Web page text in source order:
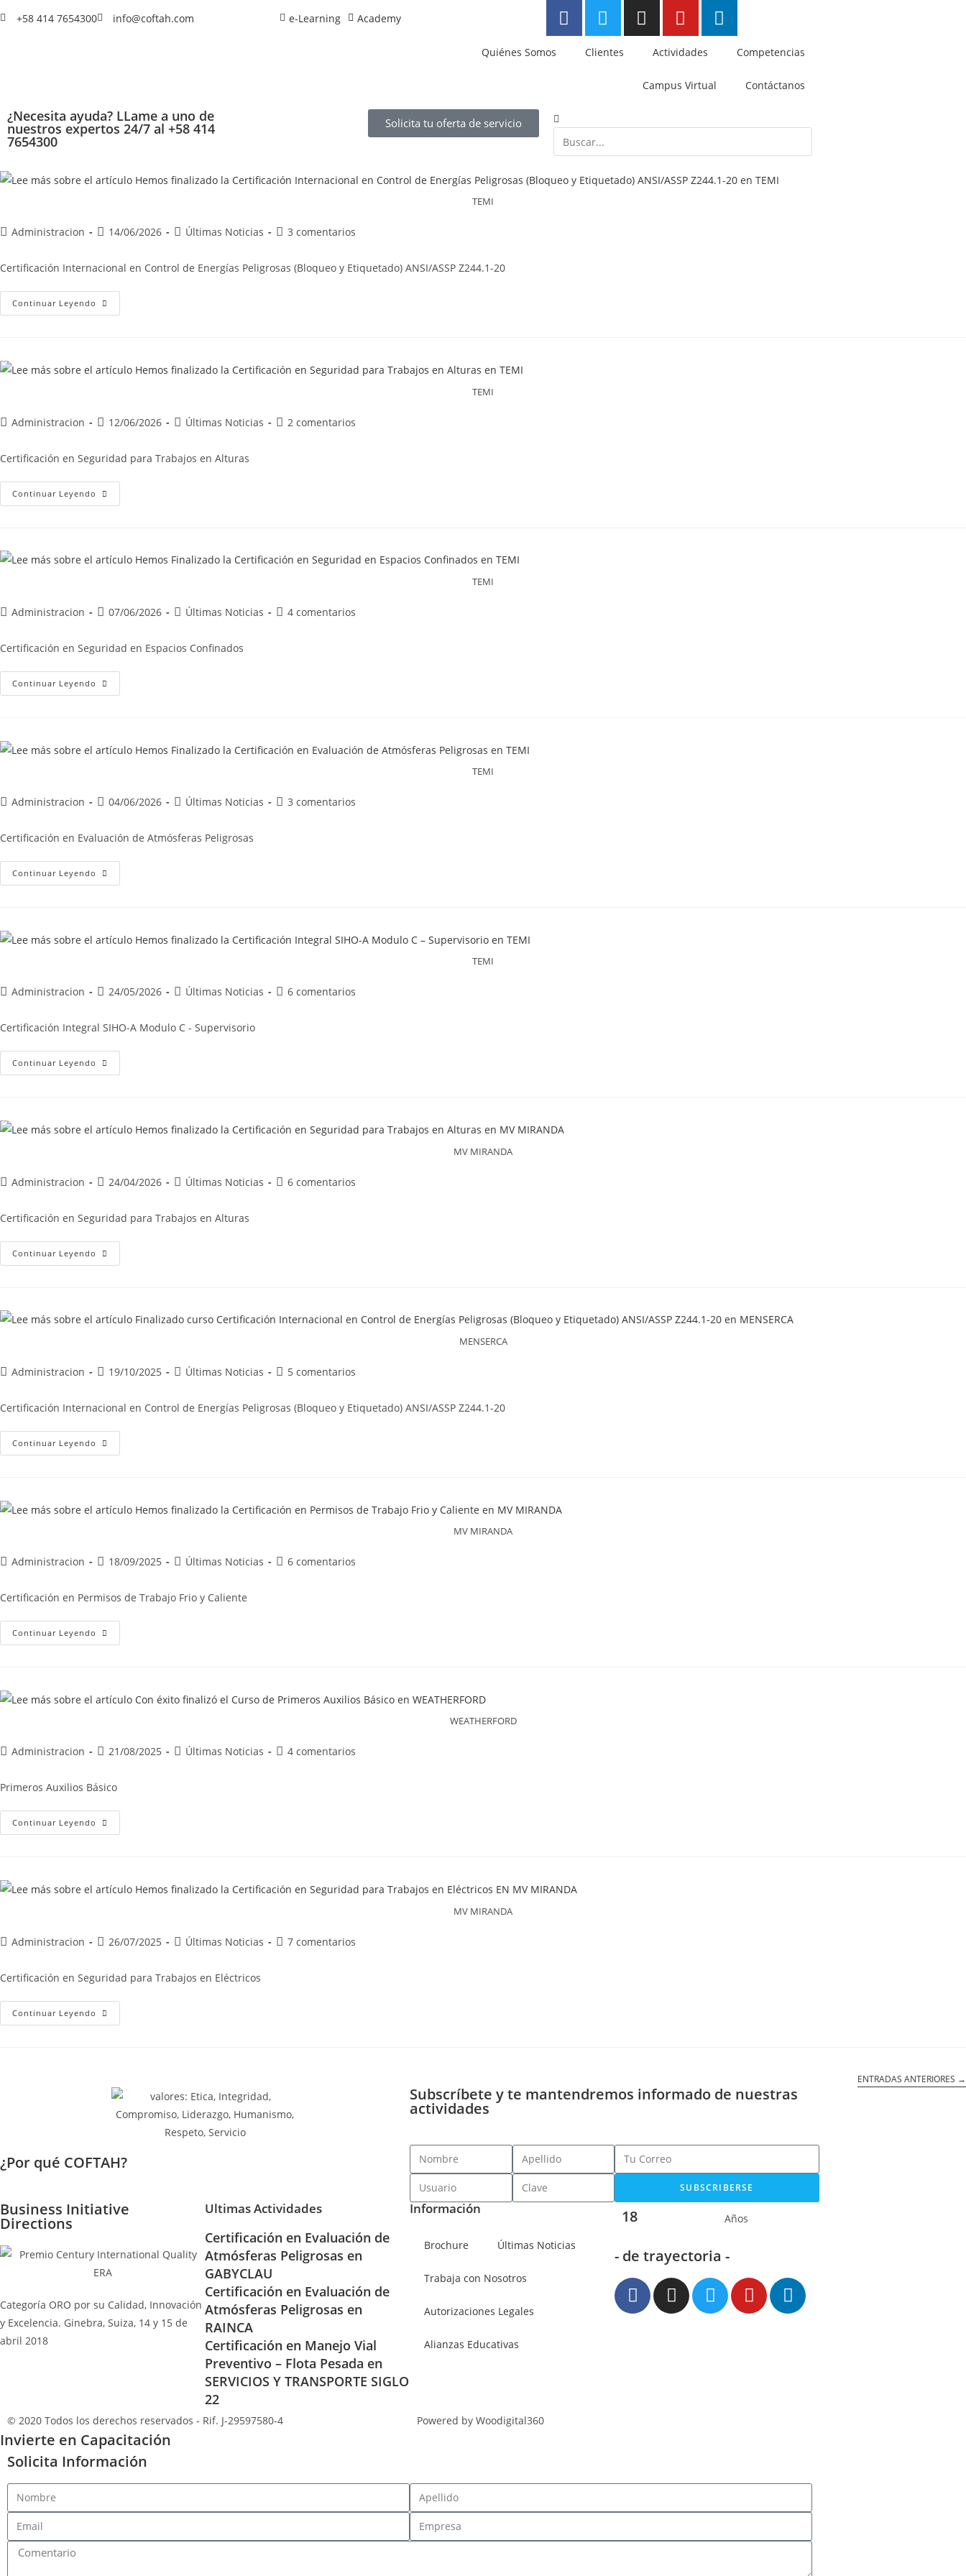
+58 414 7654300 info@coftah.com e-Learning Academy
Quiénes Somos Clientes Actividades Competencias
Campus Virtual Contáctanos
¿Necesita ayuda? LLame a uno de
nuestros expertos 24/7 al +58 414
7654300
Solicita tu oferta de servicio
TEMI
Administracion 14/06/2026 Últimas Noticias 3 comentarios
Certificación Internacional en Control de Energías Peligrosas (Bloqueo y Etiquetado) ANSI/ASSP Z244.1-20
Continuar Leyendo
TEMI
Administracion 12/06/2026 Últimas Noticias 2 comentarios
Certificación en Seguridad para Trabajos en Alturas
Continuar Leyendo
TEMI
Administracion 07/06/2026 Últimas Noticias 4 comentarios
Certificación en Seguridad en Espacios Confinados
Continuar Leyendo
TEMI
Administracion 04/06/2026 Últimas Noticias 3 comentarios
Certificación en Evaluación de Atmósferas Peligrosas
Continuar Leyendo
TEMI
Administracion 24/05/2026 Últimas Noticias 6 comentarios
Certificación Integral SIHO-A Modulo C - Supervisorio
Continuar Leyendo
MV MIRANDA
Administracion 24/04/2026 Últimas Noticias 6 comentarios
Certificación en Seguridad para Trabajos en Alturas
Continuar Leyendo
MENSERCA
Administracion 19/10/2025 Últimas Noticias 5 comentarios
Certificación Internacional en Control de Energías Peligrosas (Bloqueo y Etiquetado) ANSI/ASSP Z244.1-20
Continuar Leyendo
MV MIRANDA
Administracion 18/09/2025 Últimas Noticias 6 comentarios
Certificación en Permisos de Trabajo Frio y Caliente
Continuar Leyendo
WEATHERFORD
Administracion 21/08/2025 Últimas Noticias 4 comentarios
Primeros Auxilios Básico
Continuar Leyendo
MV MIRANDA
Administracion 26/07/2025 Últimas Noticias 7 comentarios
Certificación en Seguridad para Trabajos en Eléctricos
Continuar Leyendo
ENTRADAS ANTERIORES →
¿Por qué COFTAH?
Subscríbete y te mantendremos informado de nuestras
actividades
SUBSCRIBERSE
Business Initiative
Directions
Categoría ORO por su Calidad, Innovación
y Excelencia. Ginebra, Suiza, 14 y 15 de
abril 2018
Ultimas Actividades
Certificación en Evaluación de
Atmósferas Peligrosas en
GABYCLAU
Certificación en Evaluación de
Atmósferas Peligrosas en
RAINCA
Certificación en Manejo Vial
Preventivo – Flota Pesada en
SERVICIOS Y TRANSPORTE SIGLO
22
Información
Brochure Últimas Noticias
Trabaja con Nosotros
Autorizaciones Legales
Alianzas Educativas
18 Años
- de trayectoria -
© 2020 Todos los derechos reservados - Rif. J-29597580-4 Powered by Woodigital360
Invierte en Capacitación
Solicita Información